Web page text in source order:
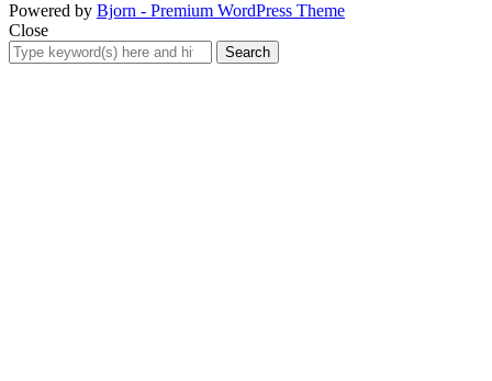
Powered by Bjorn - Premium WordPress Theme
Close